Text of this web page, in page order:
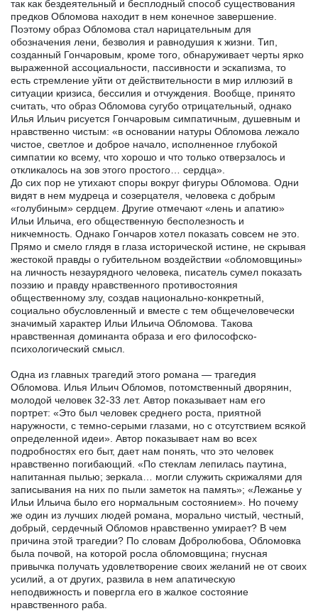
так как бездеятельный и бесплодный способ существования
предков Обломова находит в нем конечное завершение.
Поэтому образ Обломова стал нарицательным для
обозначения лени, безволия и равнодушия к жизни. Тип,
созданный Гончаровым, кроме того, обнаруживает черты ярко
выраженной ассоциальности, пассивности и эскапизма, то
есть стремление уйти от действительности в мир иллюзий в
ситуации кризиса, бессилия и отчуждения. Вообще, принято
считать, что образ Обломова сугубо отрицательный, однако
Илья Ильич рисуется Гончаровым симпатичным, душевным и
нравственно чистым: «в основании натуры Обломова лежало
чистое, светлое и доброе начало, исполненное глубокой
симпатии ко всему, что хорошо и что только отверзалось и
откликалось на зов этого простого… сердца».
До сих пор не утихают споры вокруг фигуры Обломова. Одни
видят в нем мудреца и созерцателя, человека с добрым
«голубиным» сердцем. Другие отмечают «лень и апатию»
Ильи Ильича, его общественную бесполезность и
никчемность. Однако Гончаров хотел показать совсем не это.
Прямо и смело глядя в глаза исторической истине, не скрывая
жестокой правды о губительном воздействии «обломовщины»
на личность незаурядного человека, писатель сумел показать
поэзию и правду нравственного противостояния
общественному злу, создав национально-конкретный,
социально обусловленный и вместе с тем общечеловечески
значимый характер Ильи Ильича Обломова. Такова
нравственная доминанта образа и его философско-
психологический смысл.
Одна из главных трагедий этого романа — трагедия
Обломова. Илья Ильич Обломов, потомственный дворянин,
молодой человек 32-33 лет. Автор показывает нам его
портрет: «Это был человек среднего роста, приятной
наружности, с темно-серыми глазами, но с отсутствием всякой
определенной идеи». Автор показывает нам во всех
подробностях его быт, дает нам понять, что это человек
нравственно погибающий. «По стеклам лепилась паутина,
напитанная пылью; зеркала… могли служить скрижалями для
записывания на них по пыли заметок на память»; «Лежанье у
Ильи Ильича было его нормальным состоянием». Но почему
же один из лучших людей романа, морально чистый, честный,
добрый, сердечный Обломов нравственно умирает? В чем
причина этой трагедии? По словам Добролюбова, Обломовка
была почвой, на которой росла обломовщина; гнусная
привычка получать удовлетворение своих желаний не от своих
усилий, а от других, развила в нем апатическую
неподвижность и повергла его в жалкое состояние
нравственного раба.